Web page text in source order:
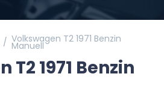
Volkswagen T2 1971 Benzin
Manuell
1971 Benzin